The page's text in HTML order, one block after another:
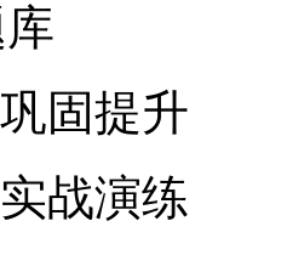
固提升
战演练